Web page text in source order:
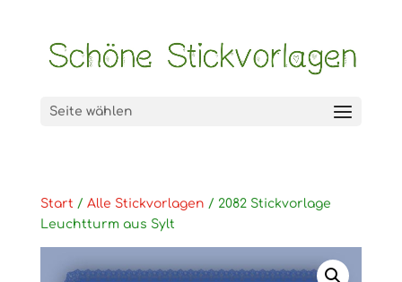
Seite wählen
Start / Alle Stickvorlagen / 2082 Stickvorlage
Leuchtturm aus Sylt